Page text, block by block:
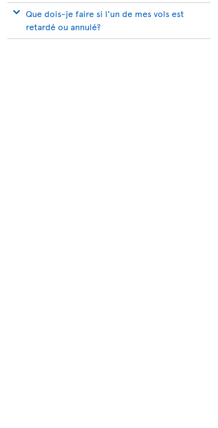
Que dois-je faire si l'un de mes vols est
retardé ou annulé?